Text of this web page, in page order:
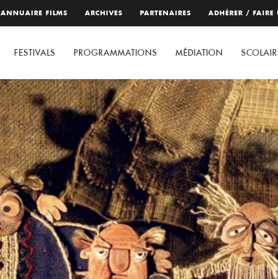
ANNUAIRE FILMS ARCHIVES PARTENAIRES ADHÉRER / FAIRE
FESTIVALS PROGRAMMATIONS MÉDIATION